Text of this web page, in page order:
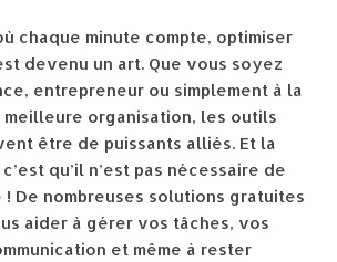
chaque minute compte, optimiser
devenu un art. Que vous soyez
entrepreneur ou simplement à la
meilleure organisation, les outils
être de puissants alliés. Et la
qu’il n’est pas nécessaire de
De nombreuses solutions gratuites
aider à gérer vos tâches, vos
et même à rester